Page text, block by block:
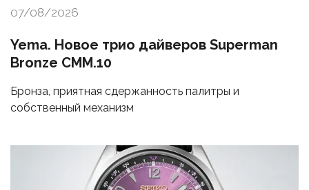
07/08/2026
Yema. Новое трио дайверов Superman
Bronze CMM.10
Бронза, приятная сдержанность палитры и
собственный механизм